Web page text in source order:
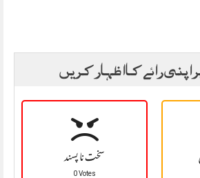
رائے کا اظہار کریں
سخت نا پسند
0 Votes